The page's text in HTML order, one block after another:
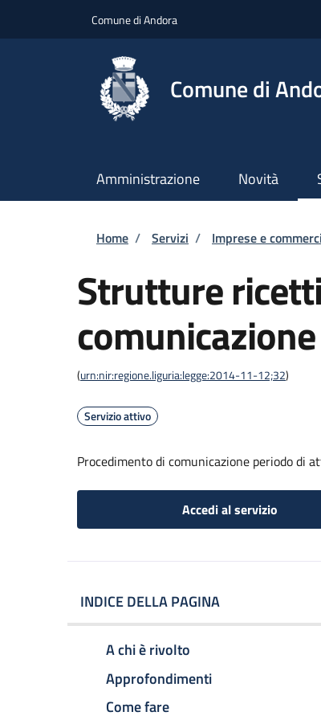
Comune di Andora
Comune di
Amministrazione Novità
Briciole di pane
Home / Servizi / Imprese e
Strutture
(urn:nir:regione.liguria:legge:2014-11-12;32)
Servizio attivo
Procedimento di comunicazione periodo di
Accedi al servizio
INDICE DELLA PAGINA
A chi è rivolto
Approfondimenti
Come fare